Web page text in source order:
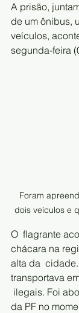
A prisão,
de um ônibus,
veículos,
segunda-feira
Foram
dois veículos e
O  flagrante
chácara na
alta da
transportava
ilegais. Foi
da PF no